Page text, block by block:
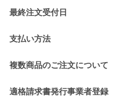
最終注文受付日
支払い方法
複数商品のご注文について
適格請求書発行事業者登録